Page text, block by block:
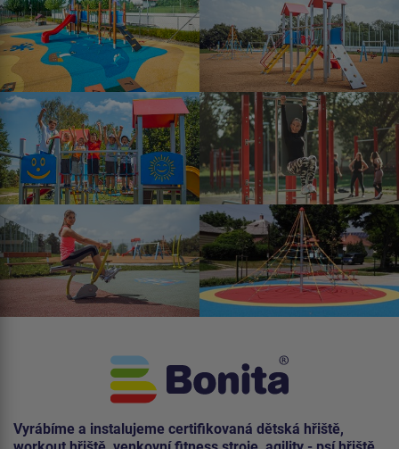
Vyrábíme a instalujeme certifikovaná dětská hřiště,